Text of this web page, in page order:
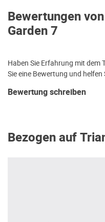
Bewertungen
Garden 7
Haben Sie Erfahrung mit dem
Sie eine Bewertung und
Bewertung schreiben
Bezogen auf